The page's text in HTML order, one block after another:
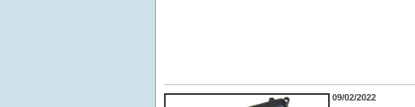
09/02/2022